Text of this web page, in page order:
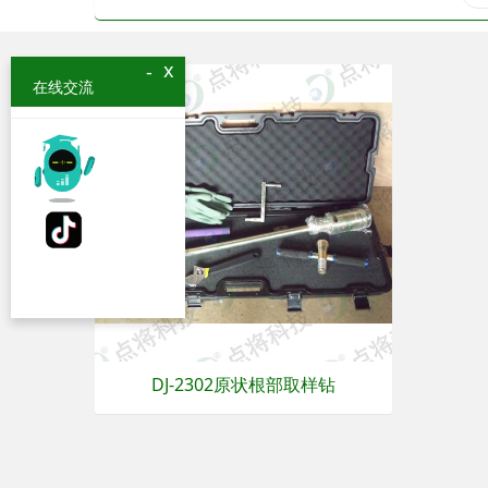
DJ-2302原状根部取样钻
x
-
在线交流